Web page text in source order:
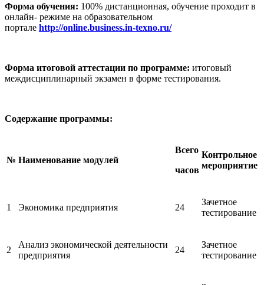
Форма обучения: 100% дистанционная, обучение проходит в
онлайн- режиме на образовательном
портале http://online.business.in-texno.ru/
Форма итоговой аттестации по программе: итоговый
междисциплинарный экзамен в форме тестирования.
Содержание программы:
№ Наименование модулей
Всего
часов
Контрольное
мероприятие
1 Экономика предприятия 24
Зачетное
тестирование
2
Анализ экономической деятельности
предприятия
24
Зачетное
тестирование